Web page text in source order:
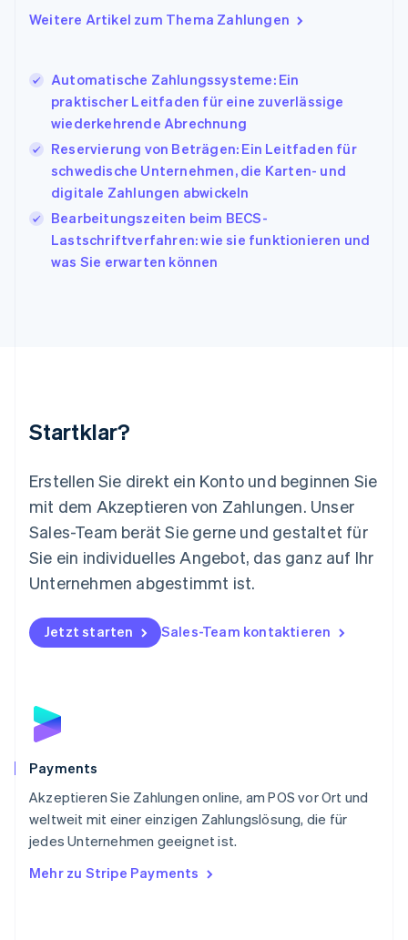
Weitere Artikel zum Thema Zahlungen
Automatische Zahlungssysteme: Ein
praktischer Leitfaden für eine zuverlässige
wiederkehrende Abrechnung
Reservierung von Beträgen: Ein Leitfaden für
schwedische Unternehmen, die Karten- und
digitale Zahlungen abwickeln
Bearbeitungszeiten beim BECS-
Lastschriftverfahren: wie sie funktionieren und
was Sie erwarten können
Startklar?
Erstellen Sie direkt ein Konto und beginnen Sie
mit dem Akzeptieren von Zahlungen. Unser
Sales-Team berät Sie gerne und gestaltet für
Sie ein individuelles Angebot, das ganz auf Ihr
Unternehmen abgestimmt ist.
Jetzt starten Sales-Team kontaktieren
Payments
Akzeptieren Sie Zahlungen online, am POS vor Ort und
weltweit mit einer einzigen Zahlungslösung, die für
jedes Unternehmen geeignet ist.
Mehr zu Stripe Payments
Irland
ItalianoEnglish
Japan
日本語 English
EnglishFrançais
Kroatien
EnglishItaliano
English
Liechtenstein
DeutschEnglish
Mexiko
English
Niederlande
Nederlands English
Norwegen
English
Österreich
Polen
English
Portugal
Schweden
Schweiz
Singapur
English简体中文
Slowakei
Slowenien